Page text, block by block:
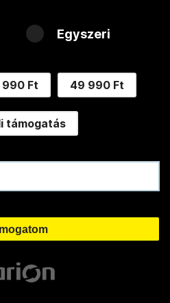
Egyszeri
990 Ft 49 990 Ft
támogatás